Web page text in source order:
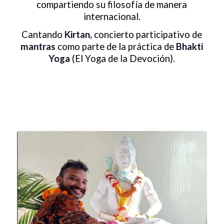
compartiendo su filosofía de manera
internacional.
Cantando Kirtan, concierto participativo de
mantras como parte de la práctica de Bhakti
Yoga (El Yoga de la Devoción).